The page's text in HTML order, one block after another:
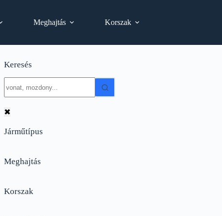
Meghajtás Korszak
Keresés
results
✖
Járműtípus
Meghajtás
Korszak